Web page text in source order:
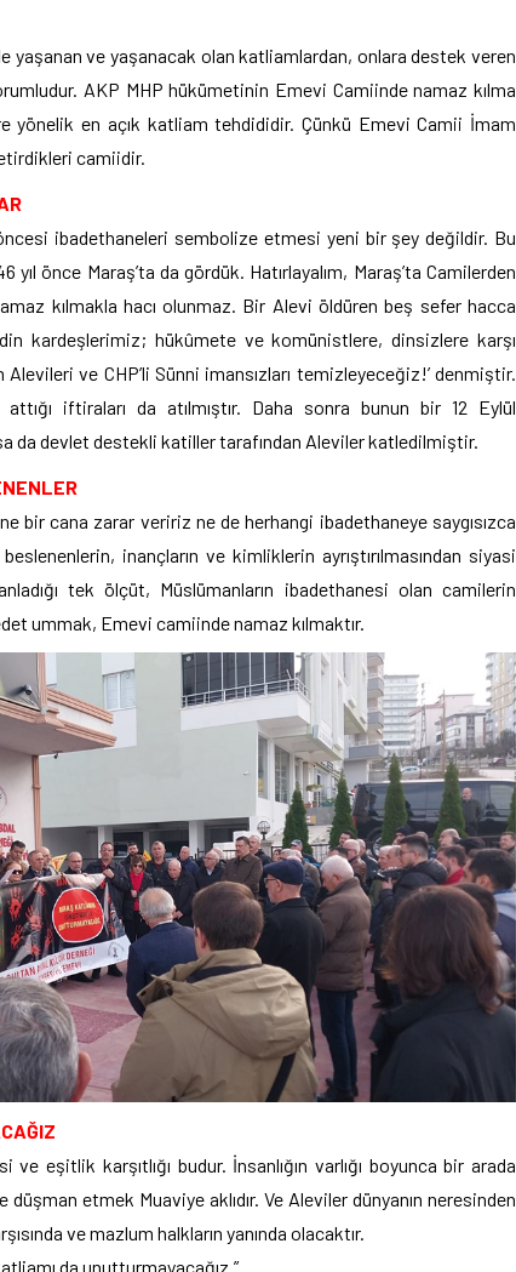
yaşanan ve yaşanacak olan katliamlardan, onlara destek veren
AKP MHP hükümetinin Emevi Camiinde namaz kılma
yönelik en açık katliam tehdididir. Çünkü Emevi Camii İmam
camiidir.
ibadethaneleri sembolize etmesi yeni bir şey değildir. Bu
yıl önce Maraş’ta da gördük. Hatırlayalım, Maraş’ta Camilerden
kılmakla hacı olunmaz. Bir Alevi öldüren beş sefer hacca
kardeşlerimiz; hükûmete ve komünistlere, dinsizlere karşı
Alevileri ve CHP’li Sünni imansızları temizleyeceğiz!’ denmiştir.
iftiraları da atılmıştır. Daha sonra bunun bir 12 Eylül
da devlet destekli katiller tarafından Aleviler katledilmiştir.
bir cana zarar veririz ne de herhangi ibadethaneye saygısızca
inançların ve kimliklerin ayrıştırılmasından siyasi
tek ölçüt, Müslümanların ibadethanesi olan camilerin
ummak, Emevi camiinde namaz kılmaktır.
ve eşitlik karşıtlığı budur. İnsanlığın varlığı boyunca bir arada
düşman etmek Muaviye aklıdır. Ve Aleviler dünyanın neresinden
ve mazlum halkların yanında olacaktır.
da unutturmayacağız.”